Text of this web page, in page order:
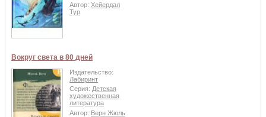
Автор: Хейердал
Тур
Вокруг света в 80 дней
Издательство:
Лабиринт
Серия: Детская
художественная
литература
Автор: Верн Жюль